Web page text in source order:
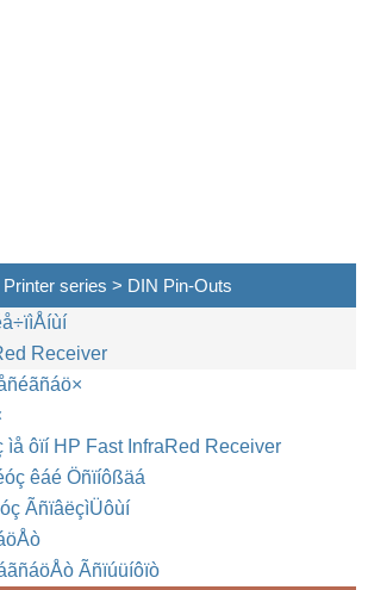
series > DIN Pin-Outs
Receiver
ìå ôïí HP Fast InfraRed Receiver
êáé Öñïíôßäá
ÃñïâëçìÜôùí
Ãñïúüíôïò